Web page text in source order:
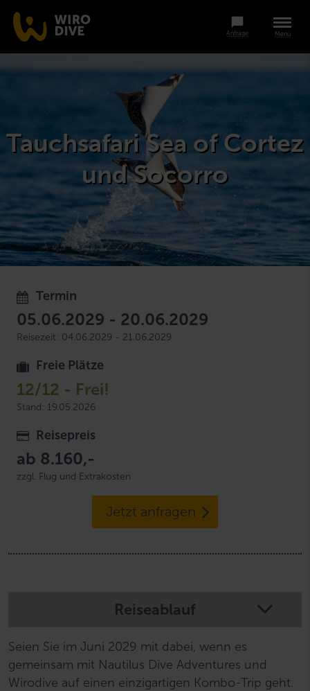
Menü
Anfrage
Tauchsafari Sea of Cortez
und Socorro
Termin
05.06.2029 - 20.06.2029
Reisezeit: 04.06.2029 - 21.06.2029
Freie Plätze
12/12 - Frei!
Stand: 19.05.2026
Reisepreis
ab 8.160,-
zzgl. Flug und Extrakosten
Jetzt anfragen
Reiseablauf
Seien Sie im Juni 2029 mit dabei, wenn es
gemeinsam mit Nautilus Dive Adventures und
Wirodive auf einen einzigartigen Kombo-Trip geht.